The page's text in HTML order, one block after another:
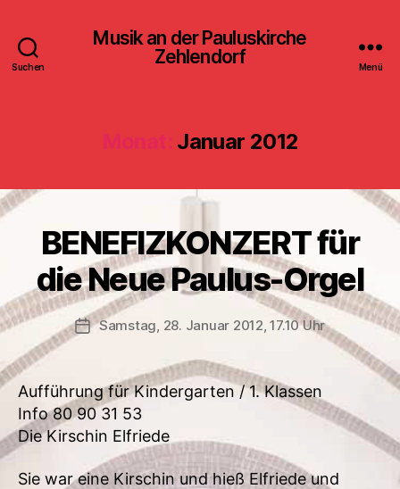
Suchen
Musik an der Pauluskirche
Zehlendorf
Menü
Monat: Januar 2012
BENEFIZKONZERT für
die Neue Paulus-Orgel
Veröffentlichungsdatum
Samstag, 28. Januar 2012, 17.10 Uhr
Aufführung für Kindergarten / 1. Klassen
Info 80 90 31 53
Die Kirschin Elfriede
Sie war eine Kirschin und hieß Elfriede und